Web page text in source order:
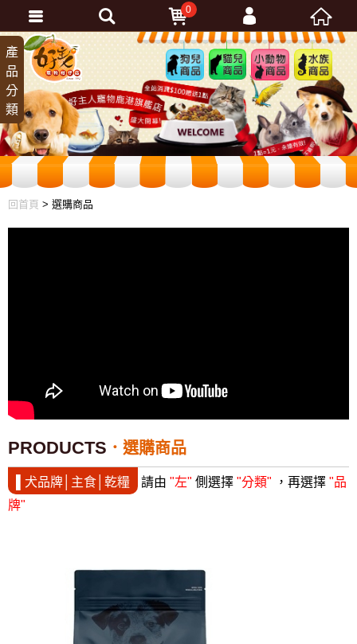
狗兒
商品
貓兒
商品
小動
物商
品
水族
商品
回首頁 > 選購商品
產
品
分
類
PRODUCTS 選購商品
▌犬品牌│主食│乾糧 請由 "左" 側選擇 "分類" ，再選擇 "品
牌"
0
會員登入
忘記密碼
加入會員
訂單查詢